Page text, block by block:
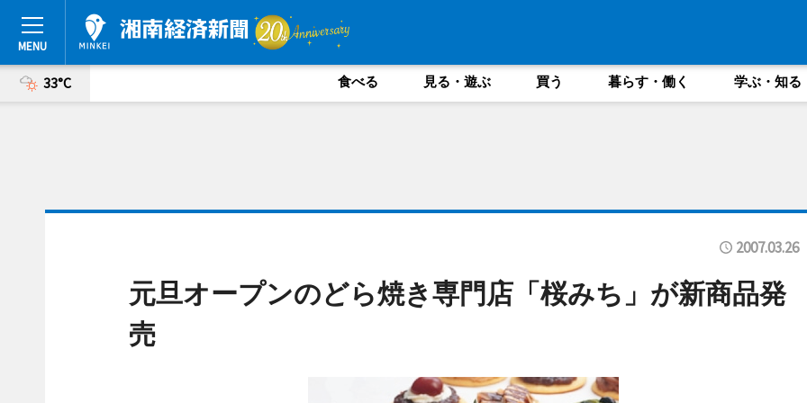
33°C 食べる 見る・遊ぶ 買う 暮らす・働く 学ぶ・知る
2007.03.26
元旦オープンのどら焼き専門店「桜みち」が新商品発
売